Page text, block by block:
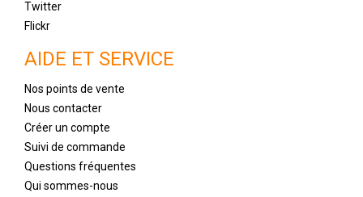
Twitter
Flickr
AIDE ET SERVICE
Nos points de vente
Nous contacter
Créer un compte
Suivi de commande
Questions fréquentes
Qui sommes-nous